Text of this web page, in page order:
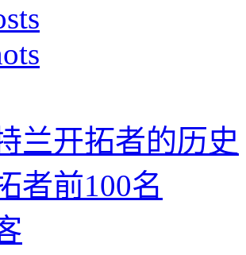
兰开拓者的历史
者前100名